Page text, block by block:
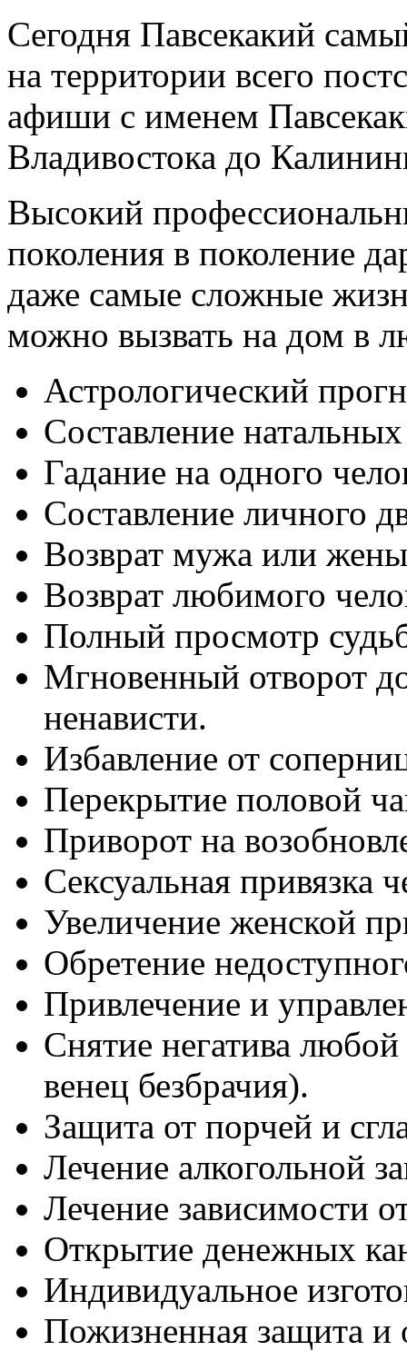
Сегодня Павсекакий
на территории всего
афиши с именем
Владивостока до
Высокий
поколения в поколение
даже самые сложные
можно вызвать на дом в
Астрологический
Составление
Гадание на одного
Составление личного
Возврат мужа или
Возврат любимого
Полный просмотр
Мгновенный отворот
ненависти.
Избавление от
Перекрытие половой
Приворот на
Сексуальная привязка
Увеличение женской
Обретение
Привлечение и
Снятие негатива
венец безбрачия).
Защита от порчей и
Лечение алкогольной
Лечение зависимости
Открытие денежных
Индивидуальное
Пожизненная защита и